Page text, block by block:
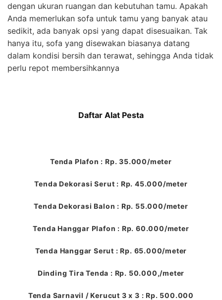
dengan ukuran ruangan dan kebutuhan tamu. Apakah
Anda memerlukan sofa untuk tamu yang banyak atau
sedikit, ada banyak opsi yang dapat disesuaikan. Tak
hanya itu, sofa yang disewakan biasanya datang
dalam kondisi bersih dan terawat, sehingga Anda tidak
perlu repot membersihkannya
Daftar Alat Pesta
Tenda Plafon : Rp. 35.000/meter
Tenda Dekorasi Serut : Rp. 45.000/meter
Tenda Dekorasi Balon : Rp. 55.000/meter
Tenda Hanggar Plafon : Rp. 60.000/meter
Tenda Hanggar Serut : Rp. 65.000/meter
Dinding Tira Tenda : Rp. 50.000,/meter
Tenda Sarnavil / Kerucut 3 x 3 : Rp. 500.000